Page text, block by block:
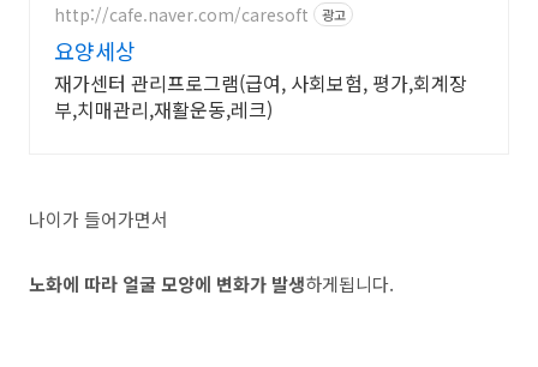
http://cafe.naver.com/caresoft 광고
요양세상
재가센터 관리프로그램(급여, 사회보험, 평가,회계장
부,치매관리,재활운동,레크)
나이가 들어가면서
노화에 따라 얼굴 모양에 변화가 발생하게됩니다.